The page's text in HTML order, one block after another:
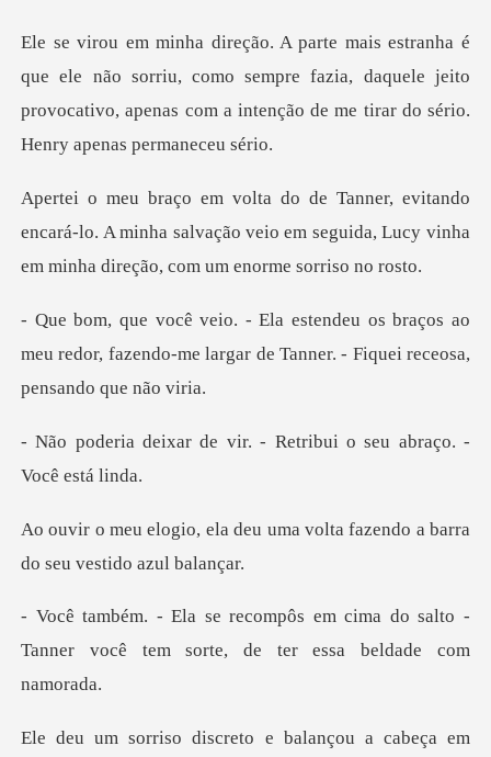
o sorriu, como sempre fazia, daquele jeito
provocativo, apenas co
encará-lo. A minha salvação veio em seguida, Lucy vi
raços ao
meu redor, fazendo-me largar de Tann
vir. - Retribui o seu ab
eu uma volta fazendo a barra
cima do salto -
Tanner você tem sort
iscreto e balançou a